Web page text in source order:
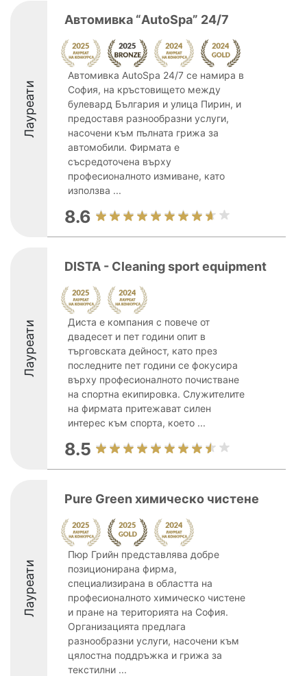
Лауреати
Автомивка “AutoSpa” 24/7
Автомивка AutoSpa 24/7 се намира в
София, на кръстовището между
булевард България и улица Пирин, и
предоставя разнообразни услуги,
насочени към пълната грижа за
автомобили. Фирмата е
съсредоточена върху
професионалното измиване, като
използва ...
8.6
Лауреати
DISTA - Cleaning sport equipment
Диста е компания с повече от
двадесет и пет години опит в
търговската дейност, като през
последните пет години се фокусира
върху професионалното почистване
на спортна екипировка. Служителите
на фирмата притежават силен
интерес към спорта, което ...
8.5
Лауреати
Pure Green химическо чистене
Пюр Грийн представлява добре
позиционирана фирма,
специализирана в областта на
професионалното химическо чистене
и пране на територията на София.
Организацията предлага
разнообразни услуги, насочени към
цялостна поддръжка и грижа за
текстилни ...